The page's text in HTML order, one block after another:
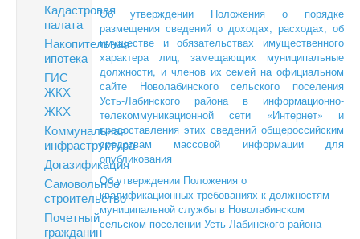
Кадастровая
палата
Накопительная
ипотека
ГИС
ЖКХ
ЖКХ
Коммунальная
инфраструктура
Догазификация
Самовольное
строительство
Почетный
гражданин
Об утверждении Положения о порядке
размещения сведений о доходах, расходах, об
имуществе и обязательствах имущественного
характера лиц, замещающих муниципальные
должности, и членов их семей на официальном
сайте Новолабинского сельского поселения
Усть-Лабинского района в информационно-
телекоммуникационной сети «Интернет» и
предоставления этих сведений общероссийским
средствам массовой информации для
опубликования
Об утверждении Положения о
квалификационных требованиях к должностям
муниципальной службы в Новолабинском
сельском поселении Усть-Лабинского района